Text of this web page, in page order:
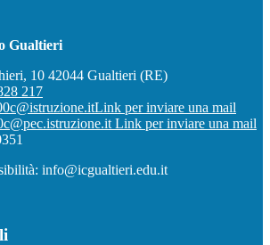
Gualtieri
10 42044 Gualtieri (RE)
217
Link per inviare una mail
Link per inviare una mail
info@icgualtieri.edu.it